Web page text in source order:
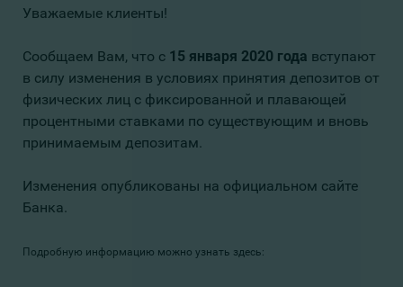
Уважаемые клиенты!
Сообщаем Вам, что с 15 января 2020 года вступают
в силу изменения в условиях принятия депозитов от
физических лиц с фиксированной и плавающей
процентными ставками по существующим и вновь
принимаемым депозитам.
Изменения опубликованы на официальном сайте
Банка.
Подробную информацию можно узнать здесь: